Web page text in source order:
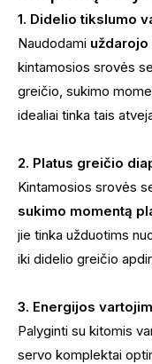
1. Didelio tikslumo
Naudodami
kintamosios srovės
greičio, sukimo
idealiai tinka tais
2. Platus greičio
Kintamosios srovės
sukimo momentą
jie tinka užduotims
iki didelio greičio
3. Energijos
Palyginti su kitomis
servo komplektai